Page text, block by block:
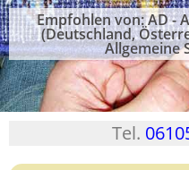
Empfohlen von: AD -
(Deutschland,
Allgemeine
Tel.